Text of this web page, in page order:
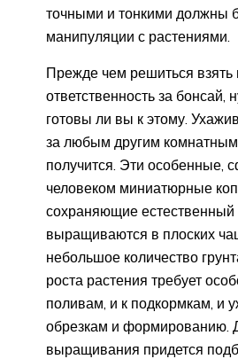
точными и тонкими должны
манипуляции с растениями.
Прежде чем решиться взять
ответственность за бонсай,
готовы ли вы к этому.
за любым другим
получится. Эти особенные,
человеком миниатюрные
сохраняющие естественный
выращиваются в плоских
небольшое количество
роста растения требует
поливам, и к подкормкам, и
обрезкам и формированию.
выращивания придется